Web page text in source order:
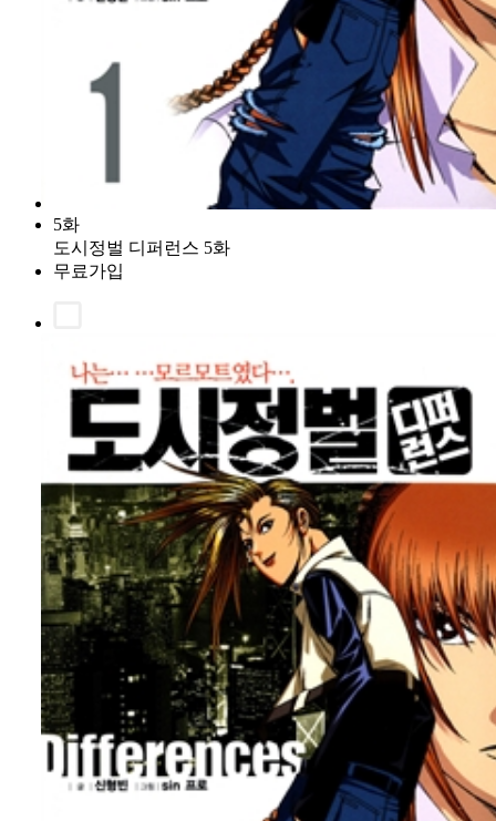
5화
도시정벌 디퍼런스 5화
무료가입